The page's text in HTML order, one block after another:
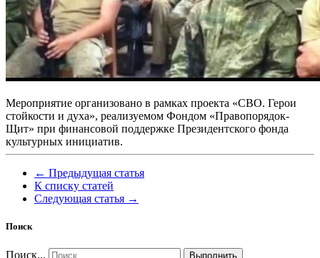
Мероприятие организовано в рамках проекта «СВО. Герои
стойкости и духа», реализуемом Фондом «Правопорядок-
Щит» при финансовой поддержке Президентского фонда
культурных инициатив.
← Предыдущая статья
К списку статей
Следующая статья →
Поиск
Поиск... Выполнить